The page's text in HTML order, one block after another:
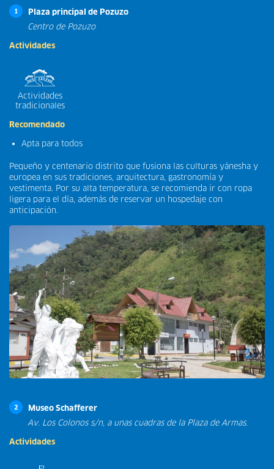
1
Plaza principal de Pozuzo
Centro de Pozuzo
Actividades
Actividades
tradicionales
Recomendado
Apta para todos
Pequeño y centenario distrito que fusiona las culturas yánesha y
europea en sus tradiciones, arquitectura, gastronomía y
vestimenta. Por su alta temperatura, se recomienda ir con ropa
ligera para el día, además de reservar un hospedaje con
anticipación.
2
Museo Schafferer
Av. Los Colonos s/n, a unas cuadras de la Plaza de Armas.
Actividades